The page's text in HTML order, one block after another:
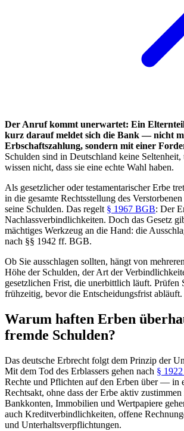
Der Anruf kommt unerwartet: Ein
kurz darauf meldet sich die Bank — nicht
Erbschaftszahlung, sondern mit einer
Schulden sind in Deutschland keine
wissen nicht, dass sie eine echte Wahl haben.
Als gesetzlicher oder testamentarischer Erbe
in die gesamte Rechtsstellung des
seine Schulden. Das regelt § 1967 BGB: Der
Nachlassverbindlichkeiten. Doch das Gesetz
mächtiges Werkzeug an die Hand: die
nach §§ 1942 ff. BGB.
Ob Sie ausschlagen sollten, hängt von
Höhe der Schulden, der Art der
gesetzlichen Frist, die unerbittlich läuft. Prüfen
frühzeitig, bevor die Entscheidungsfrist abläuft.
Warum haften Erben
fremde Schulden?
Das deutsche Erbrecht folgt dem Prinzip der
Mit dem Tod des Erblassers gehen nach §
Rechte und Pflichten auf den Erben über — in
Rechtsakt, ohne dass der Erbe aktiv zustimmen
Bankkonten, Immobilien und Wertpapiere
auch Kreditverbindlichkeiten, offene
und Unterhaltsverpflichtungen.